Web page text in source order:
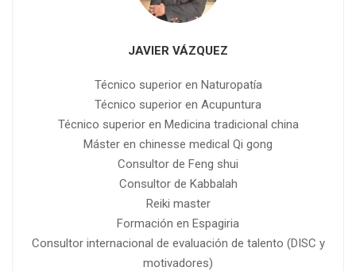
JAVIER VÁZQUEZ
Técnico superior en Naturopatía
Técnico superior en Acupuntura
Técnico superior en Medicina tradicional china
Máster en chinesse medical Qi gong
Consultor de Feng shui
Consultor de Kabbalah
Reiki master
Formación en Espagiria
Consultor internacional de evaluación de talento (DISC y
motivadores)